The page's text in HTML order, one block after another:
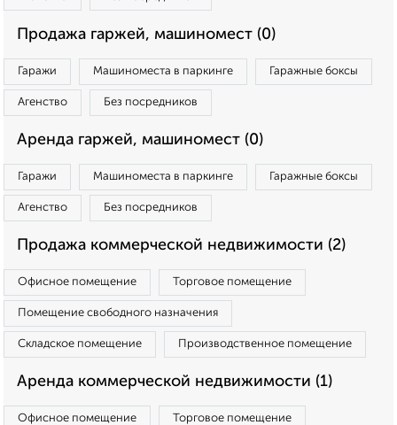
Продажа гаржей, машиномест (0)
Гаражи Машиноместа в паркинге Гаражные боксы
Агенство Без посредников
Аренда гаржей, машиномест (0)
Гаражи Машиноместа в паркинге Гаражные боксы
Агенство Без посредников
Продажа коммерческой недвижимости (2)
Офисное помещение Торговое помещение
Помещение свободного назначения
Складское помещение Производственное помещение
Аренда коммерческой недвижимости (1)
Офисное помещение Торговое помещение